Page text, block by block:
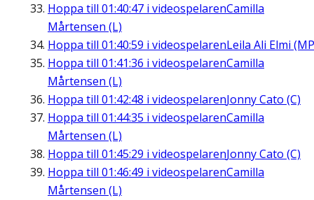
Hoppa till 01:40:47 i videospelarenCamilla
Mårtensen (L)
Hoppa till 01:40:59 i videospelarenLeila Ali Elmi
Hoppa till 01:41:36 i videospelarenCamilla
Mårtensen (L)
Hoppa till 01:42:48 i videospelarenJonny Cato (C)
Hoppa till 01:44:35 i videospelarenCamilla
Mårtensen (L)
Hoppa till 01:45:29 i videospelarenJonny Cato (C)
Hoppa till 01:46:49 i videospelarenCamilla
Mårtensen (L)